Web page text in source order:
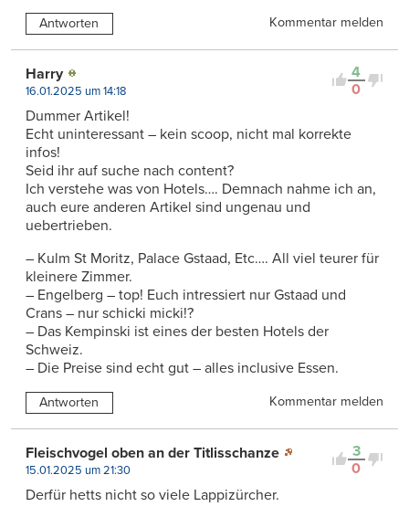
Antworten Kommentar melden
4
0
Harry
16.01.2025 um 14:18
Dummer Artikel!
Echt uninteressant – kein scoop, nicht mal korrekte
infos!
Seid ihr auf suche nach content?
Ich verstehe was von Hotels…. Demnach nahme ich an,
auch eure anderen Artikel sind ungenau und
uebertrieben.
– Kulm St Moritz, Palace Gstaad, Etc…. All viel teurer für
kleinere Zimmer.
– Engelberg – top! Euch intressiert nur Gstaad und
Crans – nur schicki micki!?
– Das Kempinski ist eines der besten Hotels der
Schweiz.
– Die Preise sind echt gut – alles inclusive Essen.
Antworten Kommentar melden
3
0
Fleischvogel oben an der Titlisschanze
15.01.2025 um 21:30
Derfür hetts nicht so viele Lappizürcher.